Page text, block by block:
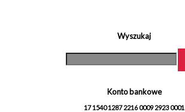
Wyszukaj
Konto bankowe
17 1540 1287 2216 0009 2923 0001